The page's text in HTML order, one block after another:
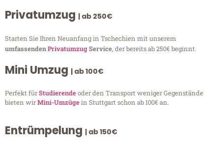
Privatumzug | ab 250€
Starten Sie Ihren Neuanfang in Tschechien mit unserem
umfassendenPrivatumzugService, der bereits ab 250€ beginnt.
Mini Umzug | ab 100€
Perfekt fürStudierendeoder den Transport weniger Gegenstände
bieten wirMini-Umzügein Stuttgart schon ab 100€ an.
Entrümpelung | ab 150€